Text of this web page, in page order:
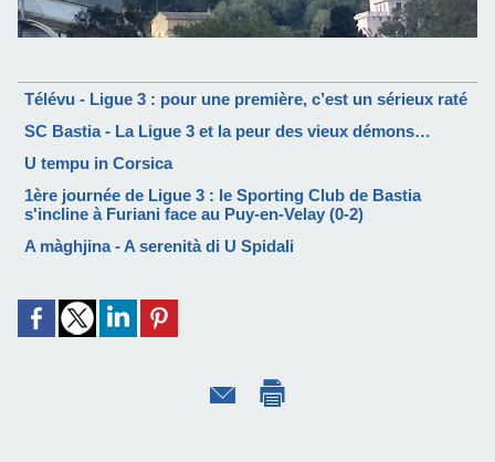
Télévu - Ligue 3 : pour une première, c’est un sérieux raté
SC Bastia - La Ligue 3 et la peur des vieux démons…
U tempu in Corsica
1ère journée de Ligue 3 : le Sporting Club de Bastia
s'incline à Furiani face au Puy-en-Velay (0-2)
A màghjina - A serenità di U Spidali